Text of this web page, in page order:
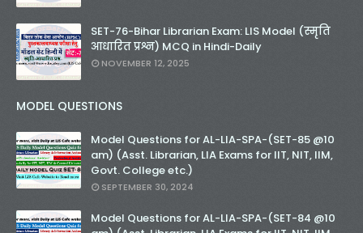
SET-76-Bihar Librarian Exam: LIS Model (स्मृति
आधारित प्रश्न) MCQ in Hindi-Daily
NOVEMBER 12, 2025
MODEL QUESTIONS
Model Questions for AL-LIA-SPA-(SET-85 @10
am) (Asst. Librarian, LIA Exams for IIT, NIT, IIM,
Govt. College etc.)
SEPTEMBER 30, 2024
Model Questions for AL-LIA-SPA-(SET-84 @10